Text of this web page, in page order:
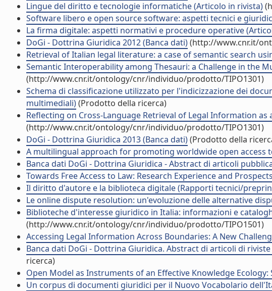
Lingue del diritto e tecnologie informatiche (Articolo in rivista)
Software libero e open source software: aspetti tecnici e
La firma digitale: aspetti normativi e procedure operative
DoGi - Dottrina Giuridica 2012 (Banca dati)(http://www.cnr.it/
Retrieval of Italian legal literature: a case of semantic search
Semantic Interoperability among Thesauri: a Challenge in the
(http://www.cnr.it/ontology/cnr/individuo/prodotto/TIPO1301)
Schema di classificazione utilizzato per l'indicizzazione dei
multimediali)(Prodotto della ricerca)
Reflecting on Cross-Language Retrieval of Legal Information
(http://www.cnr.it/ontology/cnr/individuo/prodotto/TIPO1301)
DoGi - Dottrina Giuridica 2013 (Banca dati)(Prodotto della
A multilingual approach for promoting worldwide open access
Banca dati DoGi - Dottrina Giuridica - Abstract di articoli
Towards Free Access to Law: Research Experience and
Il diritto d'autore e la biblioteca digitale (Rapporti tecnici/
Le online dispute resolution: un'evoluzione delle alternative
Biblioteche d'interesse giuridico in Italia: informazioni e
(http://www.cnr.it/ontology/cnr/individuo/prodotto/TIPO1501)
Accessing Legal Information Across Boundaries: A New
Banca dati DoGi - Dottrina Giuridica. Abstract di articoli di
ricerca)
Open Model as Instruments of an Effective Knowledge
Un corpus di documenti giuridici per il Nuovo Vocabolario